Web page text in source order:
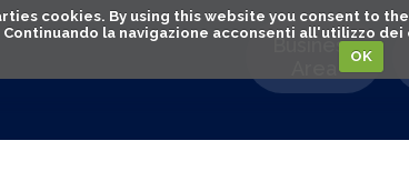
cookies. By using this website you consent to
la navigazione acconsenti all'utilizzo
OK
Business